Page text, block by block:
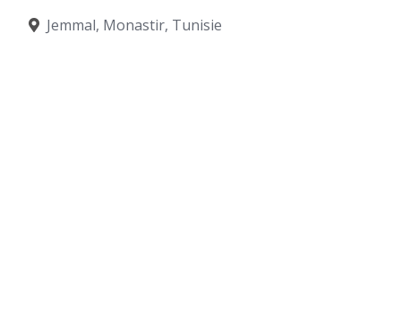
Jemmal, Monastir, Tunisie